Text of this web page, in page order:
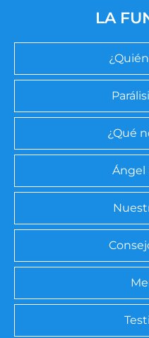
LA
¿Qué
Ángel